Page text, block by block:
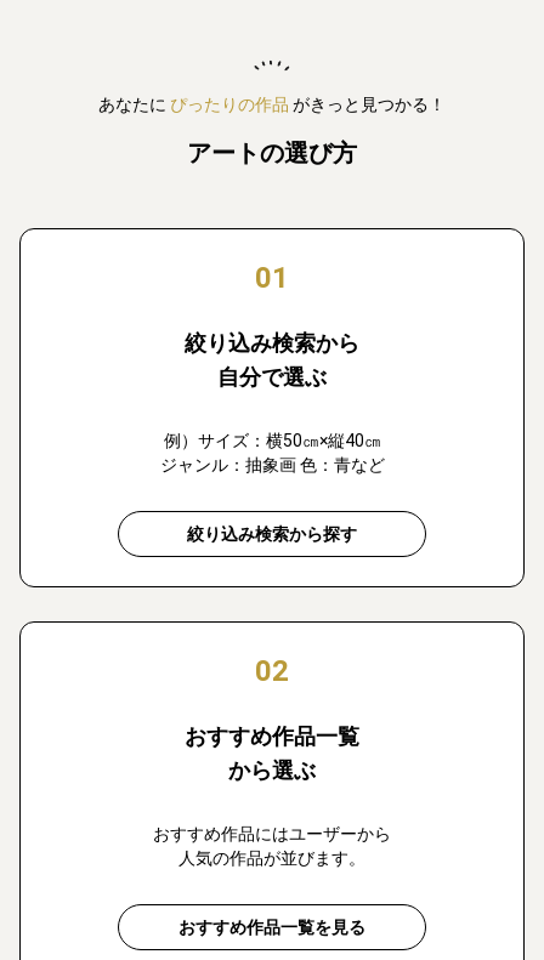
あなたに ぴったりの作品 がきっと見つかる！
アートの選び方
01
絞り込み検索から
自分で選ぶ
例）サイズ：横50㎝×縦40㎝
ジャンル：抽象画 色：青など
絞り込み検索から探す
02
おすすめ作品一覧
から選ぶ
おすすめ作品にはユーザーから
人気の作品が並びます。
おすすめ作品一覧を見る